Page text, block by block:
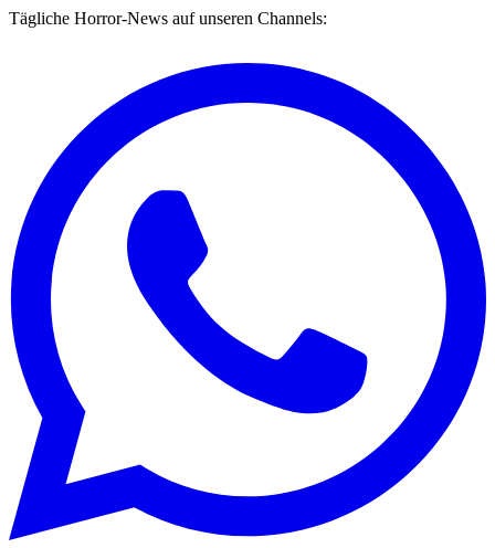
Tägliche Horror-News auf unseren Channels: